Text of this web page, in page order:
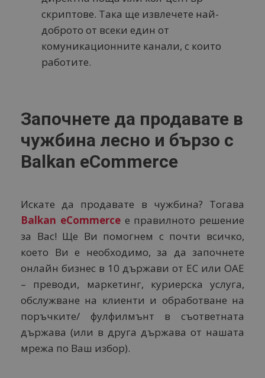
скриптове. Така ще извлечете най-
доброто от всеки един от
комуникационните канали, с които
работите.
Започнете да продавате в
чужбина лесно и бързо с
Balkan eCommerce
Искате да продавате в чужбина? Тогава
Balkan eCommerceе правилното решение
за Вас! Ще Ви помогнем с почти всичко,
което Ви е необходимо, за да започнете
онлайн бизнес в 10 държави от ЕС или ОАЕ
– преводи, маркетинг, куриерска услуга,
обслужване на клиенти и обработване на
поръчките/ фулфилмънт в съответната
държава (или в друга държава от нашата
мрежа по Ваш избор).